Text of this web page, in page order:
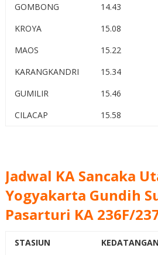
GOMBONG
14.43
KROYA
15.08
MAOS
15.22
KARANGKANDRI
15.34
GUMILIR
15.46
CILACAP
15.58
Jadwal KA Sancaka
Yogyakarta Gundih
Pasarturi KA 236F/
STASIUN KEDATANGAN